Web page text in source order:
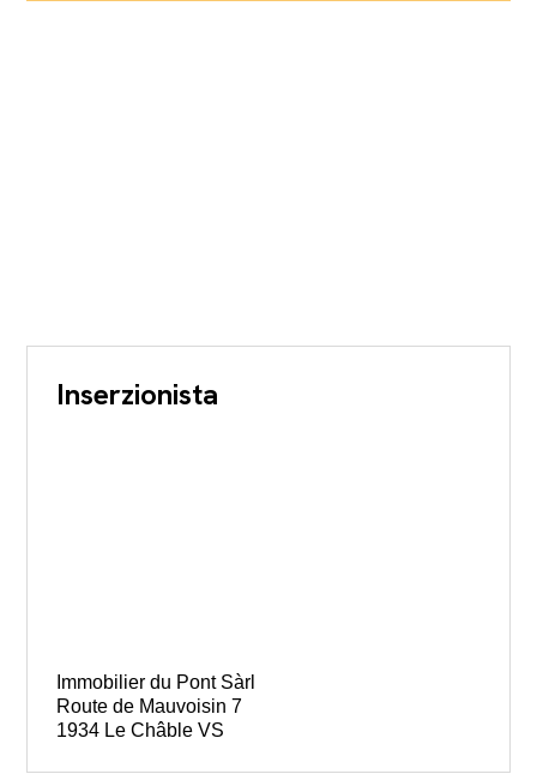
Inserzionista
Immobilier du Pont Sàrl
Route de Mauvoisin 7
1934 Le Châble VS